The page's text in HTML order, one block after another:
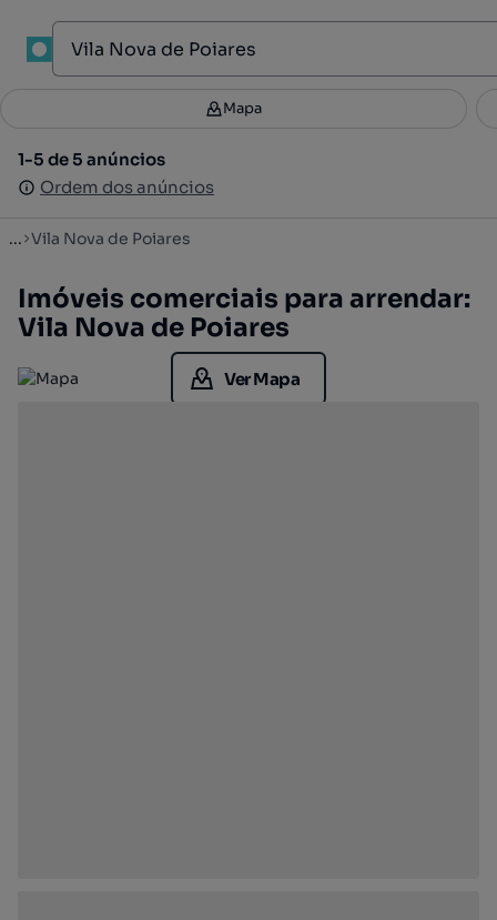
Filtros 3
1-5 de 5 anúncios
Ordem dos anúncios
Mapa
1-5 de 5 anúncios
Ordem dos anúncios
... Vila Nova de Poiares
Imóveis comerciais para arrendar:
Vila Nova de Poiares
Ver Mapa